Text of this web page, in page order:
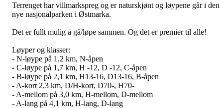
Terrenget har villmarkspreg og er naturskjønt og løypene går i den
nye nasjonalparken i Østmarka.
Det er fullt mulig å gå/løpe sammen. Og det er premier til alle!
Løyper og klasser:
- N-løype på 1,2 km, N-åpen
- C-løype på 1,7 km, H -12, D -12, C-åpen
- B-løype på 2,1 km, H13-16, D13-16, B-åpen
- A-kort 2,3 km, D/H-kort, D70-, H70-
- A-mellom på 3,0 km, H-mellom, D-mellom
- ­A-lang på 4,1 km, H-lang, D-lang